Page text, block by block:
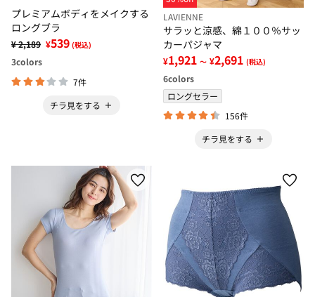
プレミアムボディをメイクする
ロングブラ
¥ 2,189 ¥539 (税込)
3colors
7件
チラ見をする
LAVIENNE
サラッと涼感、綿１００％サッ
カーパジャマ
¥1,921 ～ ¥2,691 (税込)
6colors
ロングセラー
156件
チラ見をする